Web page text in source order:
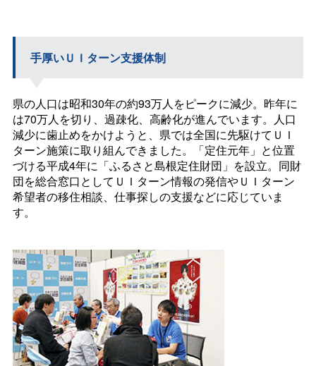
手厚いＵＩターン支援体制
県の人口は昭和30年の約93万人をピークに減少。昨年に
は70万人を切り、過疎化、高齢化が進んでいます。人口
減少に歯止めをかけようと、県では全国に先駆けてＵＩ
ターン施策に取り組んできました。「定住元年」と位置
づける平成4年に「ふるさと島根定住財団」を設立。同財
団を総合窓口としてＵＩターン情報の発信やＵＩターン
希望者の移住相談、仕事探しの支援などに応じていま
す。